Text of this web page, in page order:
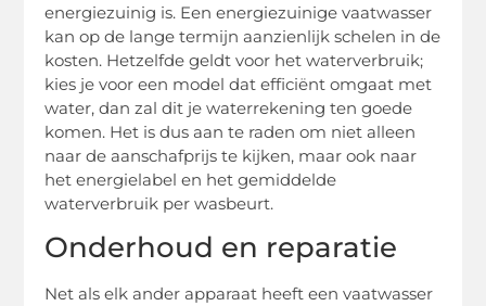
energiezuinig is. Een energiezuinige vaatwasser
kan op de lange termijn aanzienlijk schelen in de
kosten. Hetzelfde geldt voor het waterverbruik;
kies je voor een model dat efficiënt omgaat met
water, dan zal dit je waterrekening ten goede
komen. Het is dus aan te raden om niet alleen
naar de aanschafprijs te kijken, maar ook naar
het energielabel en het gemiddelde
waterverbruik per wasbeurt.
Onderhoud en reparatie
Net als elk ander apparaat heeft een vaatwasser